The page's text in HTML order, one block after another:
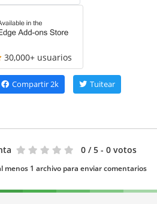
30,000+ usuarios
Compartir2k Tuitear
0 / 5 - 0 votos
menos 1 archivo para enviar comentarios